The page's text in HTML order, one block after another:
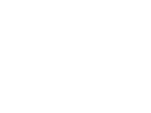
001-
001-
001-